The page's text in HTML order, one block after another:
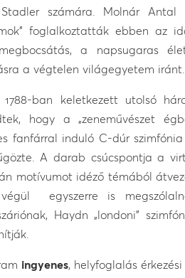
számára. Molnár Antal
foglalkoztatták ebben az
a napsugaras
a végtelen világegyetem
1788-ban keletkezett utolsó
hogy a „zeneművészet
fanfárral induló C-dúr
A darab csúcspontja a
motívumot idéző témából
egyszerre is
Haydn „londoni”
ingyenes, helyfoglalás